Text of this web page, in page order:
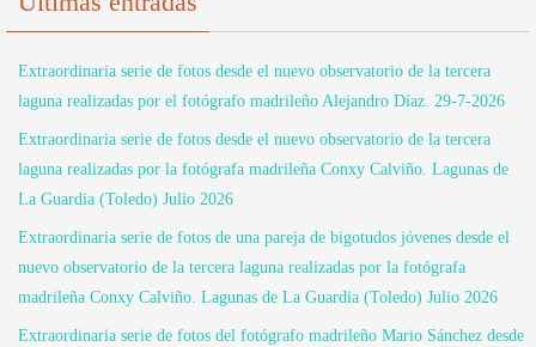
Extraordinaria serie de fotos desde el nuevo observatorio de la tercera
laguna realizadas por el fotógrafo madrileño Alejandro Díaz. 29-7-2026
Extraordinaria serie de fotos desde el nuevo observatorio de la tercera
laguna realizadas por la fotógrafa madrileña Conxy Calviño. Lagunas de
La Guardia (Toledo) Julio 2026
Extraordinaria serie de fotos de una pareja de bigotudos jóvenes desde el
nuevo observatorio de la tercera laguna realizadas por la fotógrafa
madrileña Conxy Calviño. Lagunas de La Guardia (Toledo) Julio 2026
Extraordinaria serie de fotos del fotógrafo madrileño Mario Sánchez desde